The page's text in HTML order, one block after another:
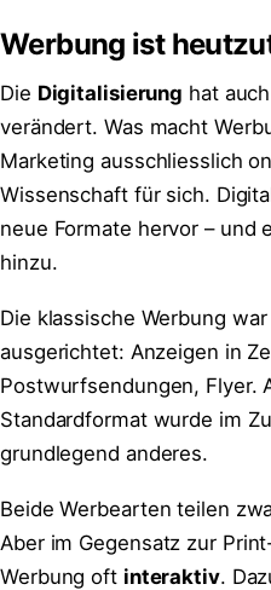
Werbung ist
Die Digitalisierung hat
verändert. Was macht
Marketing ausschliesslich
Wissenschaft für sich.
neue Formate hervor – und
hinzu.
Die klassische Werbung
ausgerichtet: Anzeigen in
Postwurfsendungen, Flyer.
Standardformat wurde im
grundlegend anderes.
Beide Werbearten teilen
Aber im Gegensatz zur
Werbung oft interaktiv.